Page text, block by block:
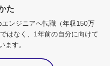
た
ンジニアへ転職（年収150万
はなく、1年前の自分に向けて
ます。